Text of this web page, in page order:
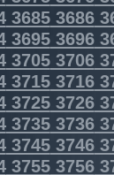
36853686
36953696
37053706
37153716
37253726
37353736
37453746
37553756